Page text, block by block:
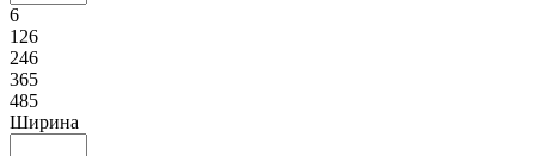
6
126
246
365
485
Ширина